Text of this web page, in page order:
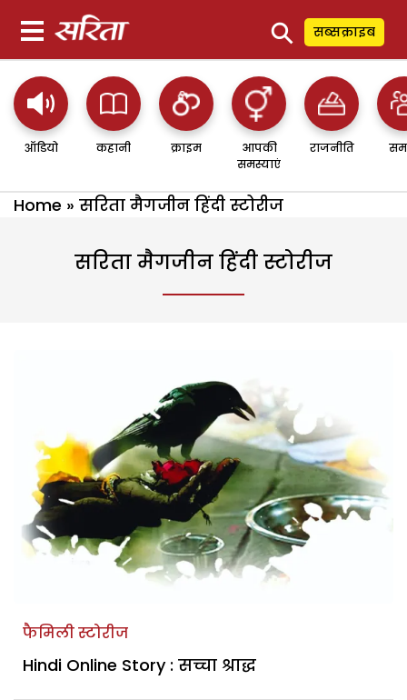
⚲ सब्सक्राइब
ऑडियो कहानी क्राइम
आपकी
समस्याएं
राजनीति
Home » सरिता मैगजीन हिंदी स्टोरीज
सरिता मैगजीन हिंदी स्टोरीज
फैमिली स्टोरीज
Hindi Online Story : सच्चा श्राद्ध